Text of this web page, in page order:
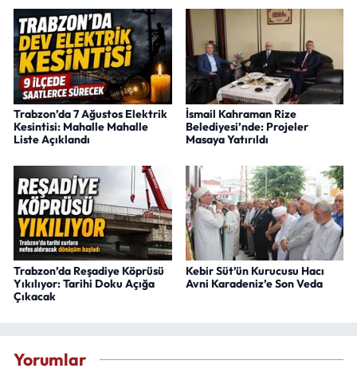
Trabzon’da 7 Ağustos Elektrik
Kesintisi: Mahalle Mahalle
Liste Açıklandı
İsmail Kahraman Rize
Belediyesi’nde: Projeler
Masaya Yatırıldı
Trabzon’da Reşadiye Köprüsü
Yıkılıyor: Tarihi Doku Açığa
Çıkacak
Kebir Süt’ün Kurucusu Hacı
Avni Karadeniz’e Son Veda
Yorumlar